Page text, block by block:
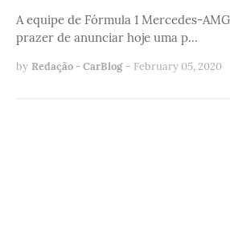
A equipe de Fórmula 1 Mercedes-
prazer de anunciar hoje uma p…
by Redação - CarBlog - February 05, 2020